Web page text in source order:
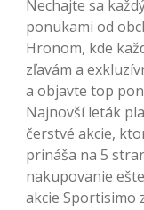
Nechajte sa
ponukami od
Hronom, kde
zľavám a
a objavte top
Najnovší leták
čerstvé akcie,
prináša na 5
nakupovanie
akcie Sportisimo